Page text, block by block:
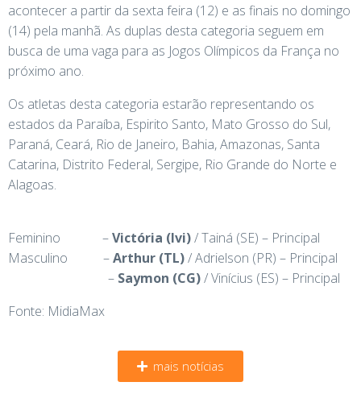
acontecer a partir da sexta feira (12) e as finais no domingo
(14) pela manhã. As duplas desta categoria seguem em
busca de uma vaga para as Jogos Olímpicos da França no
próximo ano.
Os atletas desta categoria estarão representando os
estados da Paraíba, Espirito Santo, Mato Grosso do Sul,
Paraná, Ceará, Rio de Janeiro, Bahia, Amazonas, Santa
Catarina, Distrito Federal, Sergipe, Rio Grande do Norte e
Alagoas.
Feminino –Victória (Ivi)/ Tainá (SE) – Principal
Masculino –Arthur (TL)/ Adrielson (PR) – Principal
– Saymon (CG)/ Vinícius (ES) – Principal
Fonte: MidiaMax
mais notícias